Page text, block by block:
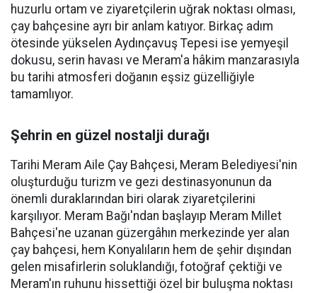
huzurlu ortam ve ziyaretçilerin uğrak noktası olması,
çay bahçesine ayrı bir anlam katıyor. Birkaç adım
ötesinde yükselen Aydınçavuş Tepesi ise yemyeşil
dokusu, serin havası ve Meram'a hâkim manzarasıyla
bu tarihi atmosferi doğanın eşsiz güzelliğiyle
tamamlıyor.
Şehrin en güzel nostalji durağı
Tarihi Meram Aile Çay Bahçesi, Meram Belediyesi'nin
oluşturduğu turizm ve gezi destinasyonunun da
önemli duraklarından biri olarak ziyaretçilerini
karşılıyor. Meram Bağı'ndan başlayıp Meram Millet
Bahçesi'ne uzanan güzergâhın merkezinde yer alan
çay bahçesi, hem Konyalıların hem de şehir dışından
gelen misafirlerin soluklandığı, fotoğraf çektiği ve
Meram'ın ruhunu hissettiği özel bir buluşma noktası